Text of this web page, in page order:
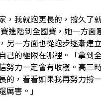
，我就跑更長的，撐久了
進階到全國賽，她一方面
另一方面也從跑步逐漸建
己的極限在哪裡。「拿到
努力一定會有收穫。高三
的，看看如果我再努力撐
厲害。」